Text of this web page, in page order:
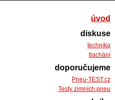
úvod
diskuse
technika
tlachání
doporučujeme
Pneu-TEST.cz
Testy zimních pneu